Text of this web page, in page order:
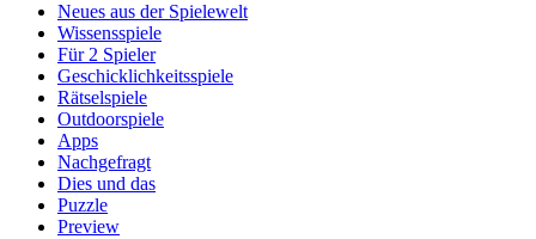
Neues aus der Spielewelt
Wissensspiele
Für 2 Spieler
Geschicklichkeitsspiele
Rätselspiele
Outdoorspiele
Apps
Nachgefragt
Dies und das
Puzzle
Preview